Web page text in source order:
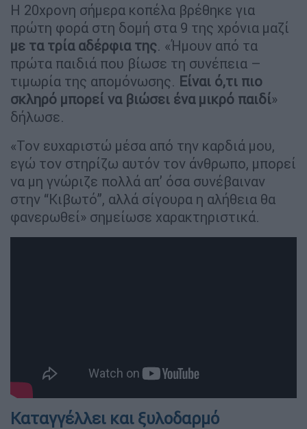
Η 20χρονη σήμερα κοπέλα βρέθηκε για
πρώτη φορά στη δομή στα 9 της χρόνια μαζί
με τα τρία αδέρφια της. «Ήμουν από τα
πρώτα παιδιά που βίωσε τη συνέπεια –
τιμωρία της απομόνωσης. Είναι ό,τι πιο
σκληρό μπορεί να βιώσει ένα μικρό παιδί»
δήλωσε.
«Τον ευχαριστώ μέσα από την καρδιά μου,
εγώ τον στηρίζω αυτόν τον άνθρωπο, μπορεί
να μη γνώριζε πολλά απ’ όσα συνέβαιναν
στην “Κιβωτό”, αλλά σίγουρα η αλήθεια θα
φανερωθεί» σημείωσε χαρακτηριστικά.
Καταγγέλλει και ξυλοδαρμό